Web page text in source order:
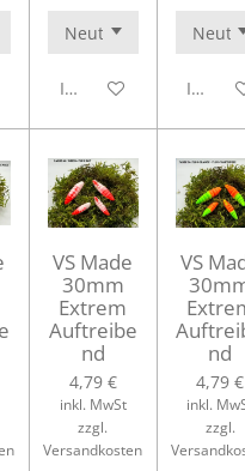
In den WarenkorbIn den
VS Made
30mm
Extrem
Auftreibe
nd
4,79 €
inkl. MwSt
zzgl.
Versandkosten
VS
nd
4,79 €
inkl.
zzgl.